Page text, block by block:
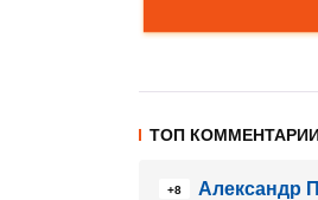
ТОП
+8
Александр